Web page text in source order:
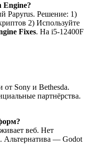
Engine?
Papyrus. Решение: 1)
2) Используйте
Fixes. На i5-12400F
Sony и Bethesda.
партнёрства.
веб. Нет
Альтернатива — Godot